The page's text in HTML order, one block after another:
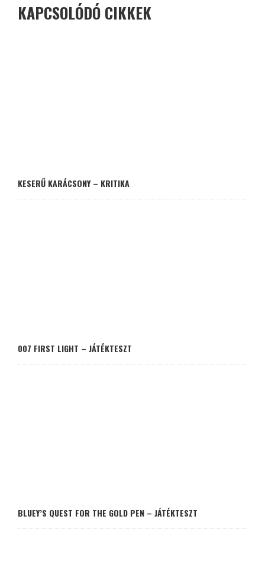
KAPCSOLÓDÓ CIKKEK
KESERŰ KARÁCSONY – KRITIKA
007 FIRST LIGHT – JÁTÉKTESZT
BLUEY’S QUEST FOR THE GOLD PEN – JÁTÉKTESZT